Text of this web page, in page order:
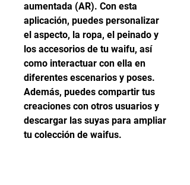
aumentada (AR). Con esta
aplicación, puedes personalizar
el aspecto, la ropa, el peinado y
los accesorios de tu waifu, así
como interactuar con ella en
diferentes escenarios y poses.
Además, puedes compartir tus
creaciones con otros usuarios y
descargar las suyas para ampliar
tu colección de waifus.